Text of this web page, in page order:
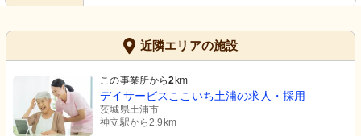
近隣エリアの施設
この事業所から2km
デイサービスここいち土浦の求人・採用
茨城県土浦市
神立駅から2.9km